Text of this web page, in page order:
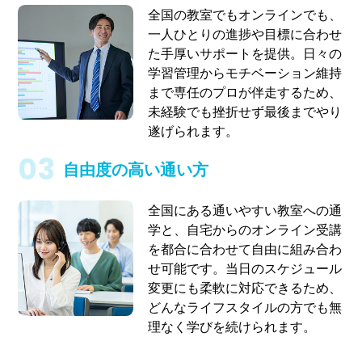
全国の教室でもオンラインでも、
一人ひとりの進捗や目標に合わせ
た手厚いサポートを提供。日々の
学習管理からモチベーション維持
まで専任のプロが伴走するため、
未経験でも挫折せず最後までやり
遂げられます。
自由度の高い通い方
全国にある通いやすい教室への通
学と、自宅からのオンライン受講
を都合に合わせて自由に組み合わ
せ可能です。当日のスケジュール
変更にも柔軟に対応できるため、
どんなライフスタイルの方でも無
理なく学びを続けられます。